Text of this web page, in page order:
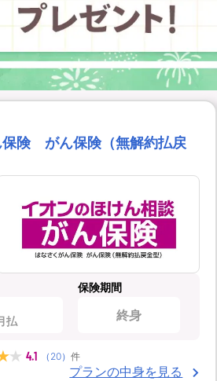
保険 がん保険（無解約払戻
保険期間
終身
4.1 （ 20） 件
プランの中身を見る